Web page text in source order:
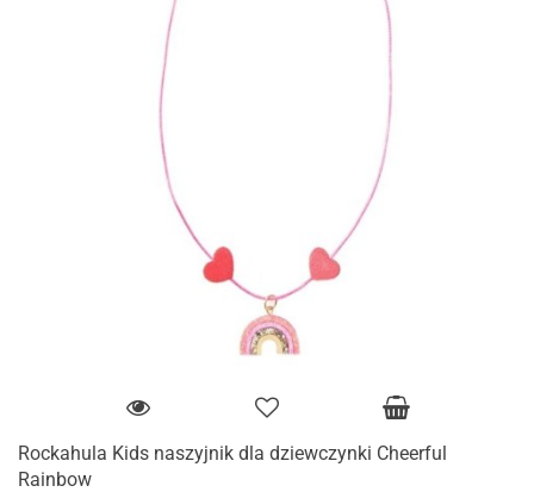
Rockahula Kids naszyjnik dla dziewczynki Cheerful
Rainbow